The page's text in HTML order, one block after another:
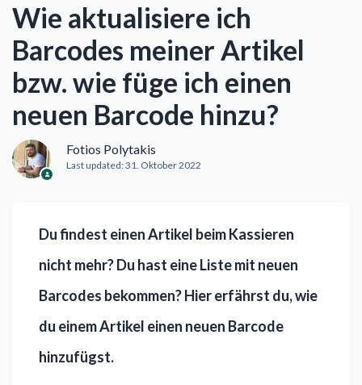
Wie aktualisiere ich
Barcodes meiner Artikel
bzw. wie füge ich einen
neuen Barcode hinzu?
Fotios Polytakis
Last updated:31. Oktober 2022
Du findest einen Artikel beim Kassieren
nicht mehr?Du hast eine Liste mit neuen
Barcodes bekommen?Hier erfährst du, wie
du einem Artikel einen neuen Barcode
hinzufügst.